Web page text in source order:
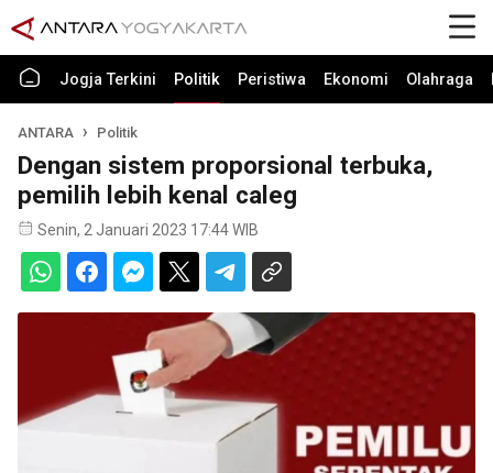
Jogja Terkini Politik Peristiwa Ekonomi Olahraga
ANTARA Politik
Dengan sistem proporsional terbuka,
pemilih lebih kenal caleg
Senin, 2 Januari 2023 17:44 WIB